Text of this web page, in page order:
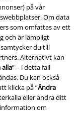
på vår
Om data
som omfattas av ett
och är lämpligt
samtycker du till
Alternativt kan
alla” – i detta fall
Du kan också
klicka på “Ändra
eller ändra ditt
om